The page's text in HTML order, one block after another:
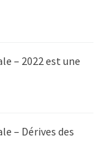
– 2022 est une
– Dérives des